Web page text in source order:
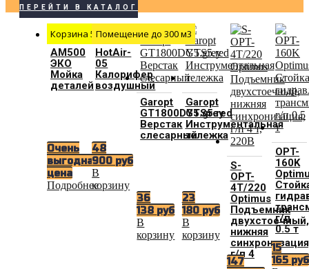
ПЕРЕЙТИ В КАТАЛОГ
Корзина 500 мм
АМ500
ЭКО
Мойка
деталей
Очень
выгодная
цена
Подробнее
Помещение до 300 м3
HotAir-
05
Калорифер
воздушный
48
900 руб
В
корзину
Garopt
GT1800DY5.grey
Верстак
слесарный
36
138 руб
В
корзину
Garopt
GTS5.red
Инструментальная
тележка
23
180 руб
В
корзину
S-
OPT-
4T/220
Optimus
Подъемник
двухстоечный,
нижняя
г/п 4
т,
147
OPT-
160K
г/п
0.5 т
15
165 руб